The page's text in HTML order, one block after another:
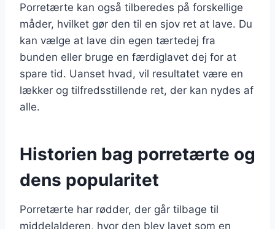
Porretærte kan også tilberedes på forskellige
måder, hvilket gør den til en sjov ret at lave. Du
kan vælge at lave din egen tærtedej fra
bunden eller bruge en færdiglavet dej for at
spare tid. Uanset hvad, vil resultatet være en
lækker og tilfredsstillende ret, der kan nydes af
alle.
Historien bag porretærte og
dens popularitet
Porretærte har rødder, der går tilbage til
middelalderen, hvor den blev lavet som en